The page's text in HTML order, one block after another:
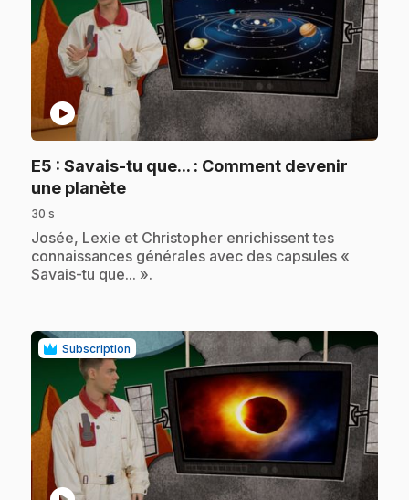
play_circle
E5 : Savais-tu que... : Comment devenir
une planète.
30 s
.Josée, Lexie et Christopher enrichissent tes
connaissances générales avec des capsules «
Savais-tu que... ».
Subscription